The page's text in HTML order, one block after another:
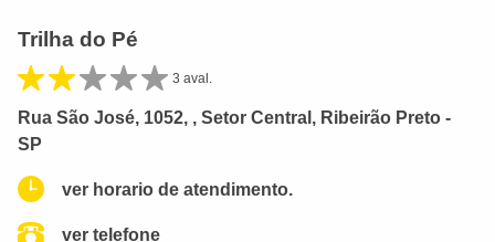
Trilha do Pé
3 aval.
Rua São José, 1052, , Setor Central, Ribeirão Preto -
SP
ver horario de atendimento.
ver telefone